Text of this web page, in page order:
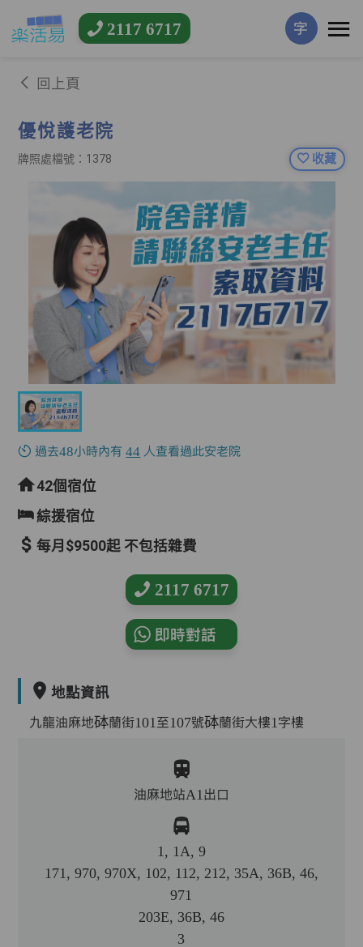
2117 6717 字
回上頁
優悅護老院
牌照處檔號：1378 收藏
過去48小時內有44 人查看過此安老院
42個宿位
綜援宿位
每月$9500起 不包括雜費
2117 6717
即時對話
地點資訊
九龍油麻地砵蘭街101至107號砵蘭街大樓1字樓
油麻地站A1出口
1, 1A, 9
171, 970, 970X, 102, 112, 212, 35A, 36B, 46,
971
203E, 36B, 46
3